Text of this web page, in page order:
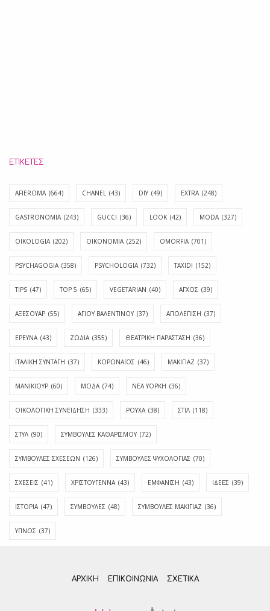
ΕΤΙΚΈΤΕΣ
AFIEROMA (664) CHANEL (43) DIY (49) EXTRA (248)
GASTRONOMIA (243) GUCCI (36) LOOK (42) MODA (327)
OIKOLOGIA (202) OIKONOMIA (252) OMORFIA (701)
PSYCHAGOGIA (358) PSYCHOLOGIA (732) TAXIDI (152)
TIPS (47) TOP 5 (65) VEGETARIAN (40) ΑΓΧΟΣ (39)
ΑΞΕΣΟΥΑΡ (55) ΑΓΊΟΥ ΒΑΛΕΝΤΊΝΟΥ (37) ΑΠΟΛΈΠΙΣΗ (37)
ΕΡΕΥΝΑ (43) ΖΩΔΙΑ (355) ΘΕΑΤΡΙΚΗ ΠΑΡΑΣΤΑΣΗ (36)
ΙΤΑΛΙΚΗ ΣΥΝΤΑΓΗ (37) ΚΟΡΩΝΑΪΟΣ (46) ΜΑΚΙΓΙΑΖ (37)
ΜΑΝΙΚΙΟΥΡ (60) ΜΟΔΑ (74) ΝΕΑ ΥΟΡΚΗ (36)
ΟΙΚΟΛΟΓΙΚΗ ΣΥΝΕΙΔΗΣΗ (333) ΡΟΥΧΑ (38) ΣΤΙΛ (118)
ΣΤΥΛ (90) ΣΥΜΒΟΥΛΕΣ ΚΑΘΑΡΙΣΜΟΥ (72)
ΣΥΜΒΟΥΛΕΣ ΣΧΕΣΕΩΝ (126) ΣΥΜΒΟΥΛΕΣ ΨΥΧΟΛΟΓΙΑΣ (70)
ΣΧΕΣΕΙΣ (41) ΧΡΙΣΤΟΥΓΕΝΝΑ (43) ΕΜΦΆΝΙΣΗ (43) ΙΔΈΕΣ (39)
ΙΣΤΟΡΊΑ (47) ΣΥΜΒΟΥΛΈΣ (48) ΣΥΜΒΟΥΛΈΣ ΜΑΚΙΓΙΆΖ (36)
ΎΠΝΟΣ (37)
ΑΡΧΙΚΗ ΕΠΙΚΟΙΝΩΝΊΑ ΣΧΕΤΙΚΆ